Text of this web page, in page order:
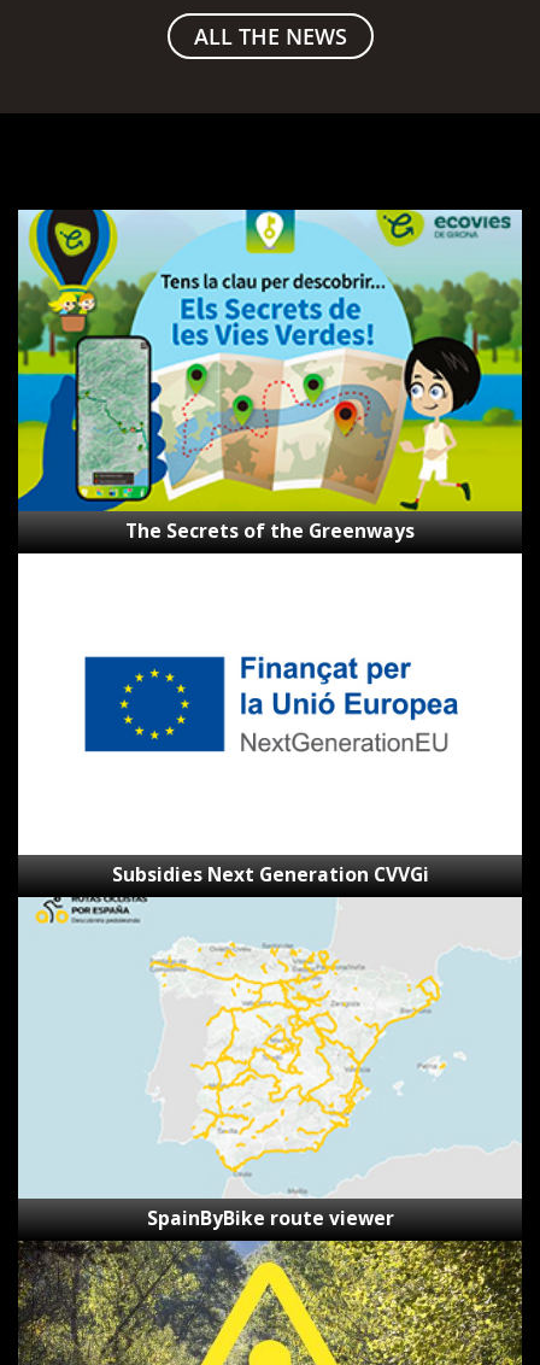
ALL THE NEWS
The
Secrets
of
the
Greenways
The Secrets of the Greenways
Subsidies Next Generation CVVGi
SpainByBike
route
SpainByBike route viewer
Reporting
Form